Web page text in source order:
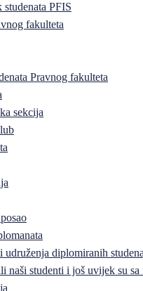
studenata PFIS
fakulteta
Pravnog fakulteta
sekcija
udruženja diplomiranih
naši studenti i još uvijek su sa